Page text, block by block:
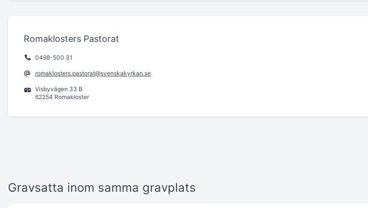
Romaklosters Pastorat
0498-500 31
romaklosters.pastorat@svenskakyrkan.se
Visbyvägen 33 B
62254 Romakloster
Gravsatta inom samma gravplats